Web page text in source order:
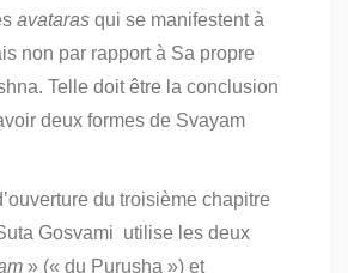
avataras qui se manifestent à
non par rapport à Sa propre
Telle doit être la conclusion
deux formes de Svayam
du troisième chapitre
Gosvami utilise les deux
» (« du Purusha ») et